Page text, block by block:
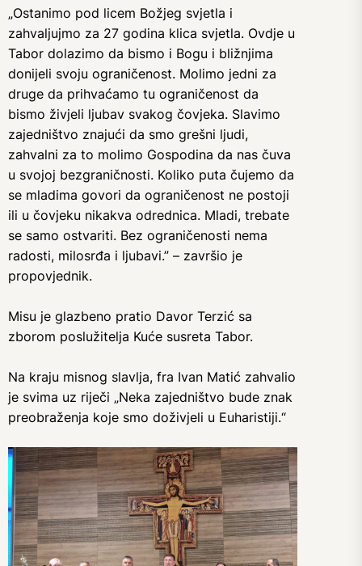
„Ostanimo pod licem Božjeg svjetla i
zahvaljujmo za 27 godina klica svjetla. Ovdje u
Tabor dolazimo da bismo i Bogu i bližnjima
donijeli svoju ograničenost. Molimo jedni za
druge da prihvaćamo tu ograničenost da
bismo živjeli ljubav svakog čovjeka. Slavimo
zajedništvo znajući da smo grešni ljudi,
zahvalni za to molimo Gospodina da nas čuva
u svojoj bezgraničnosti. Koliko puta čujemo da
se mladima govori da ograničenost ne postoji
ili u čovjeku nikakva odrednica. Mladi, trebate
se samo ostvariti. Bez ograničenosti nema
radosti, milosrđa i ljubavi.” – završio je
propovjednik.
Misu je glazbeno pratio Davor Terzić sa
zborom poslužitelja Kuće susreta Tabor.
Na kraju misnog slavlja, fra Ivan Matić zahvalio
je svima uz riječi „Neka zajedništvo bude znak
preobraženja koje smo doživjeli u Euharistiji.“